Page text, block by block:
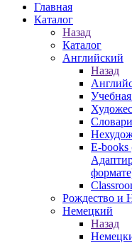
Главная
Каталог
Назад
Каталог
Английский
Назад
E-
Рождество и
Немецкий
Назад